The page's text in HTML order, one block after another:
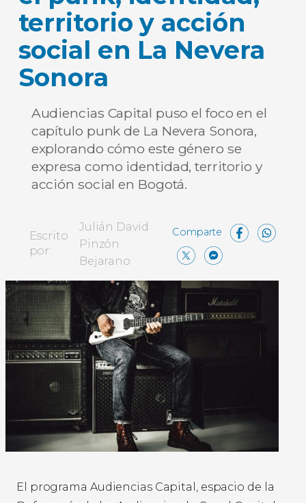
territorio y acción
social en La Nevera
Sonora
Audiencias Capital puso el foco en el
capítulo punk de La Nevera Sonora,
explorando cómo este género se
expresa como identidad, territorio y
acción social en Bogotá.
Escrito
por:
Julián David
Pinzón
Bejarano
X
El programa Audiencias Capital, espacio de la